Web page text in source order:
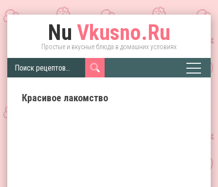
Nu Vkusno.Ru
Простые и вкусные блюда в домашних условиях
Красивое лакомство